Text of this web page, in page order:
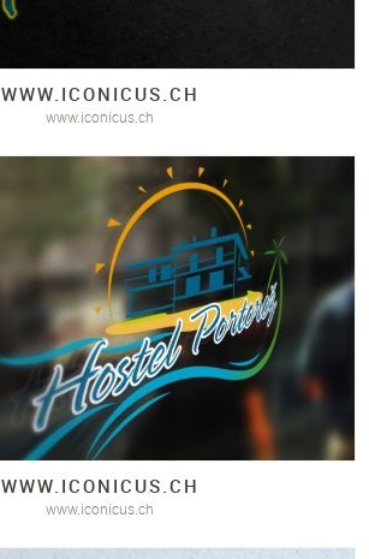
WWW. ICONICUS. CH
www.iconicus.ch
WWW. ICONICUS.CH
www.iconicus.ch